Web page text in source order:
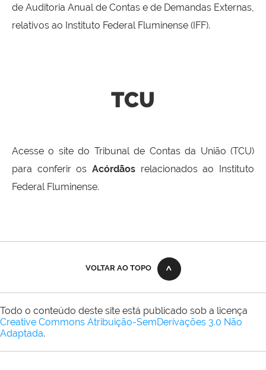
de Auditoria Anual de Contas e de Demandas Externas,
relativos ao Instituto Federal Fluminense (IFF).
TCU
Acesse o site do Tribunal de Contas da União (TCU)
para conferir os Acórdãos relacionados ao Instituto
Federal Fluminense.
VOLTAR AO TOPO
Todo o conteúdo deste site está publicado sob a licença
Creative Commons Atribuição-SemDerivações 3.0 Não
Adaptada.